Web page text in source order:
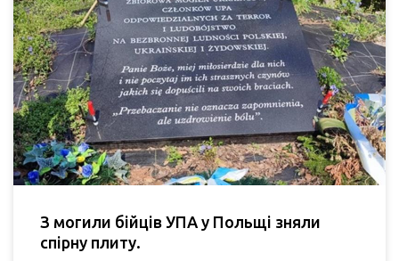
З могили бійців УПА у Польщі зняли
спірну плиту.